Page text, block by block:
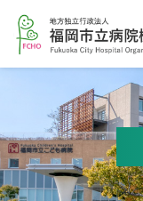
メ
ー
へ
福
岡
市
機
構